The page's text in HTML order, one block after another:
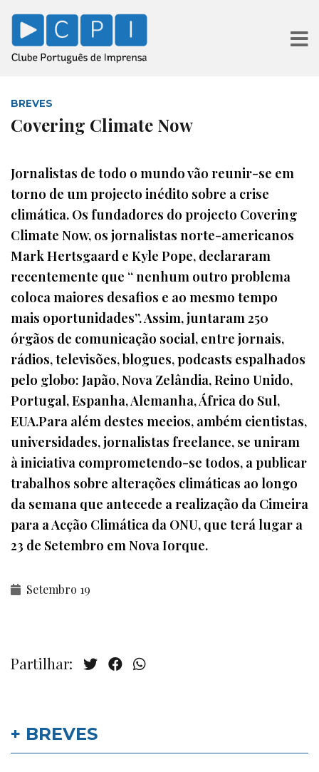
BREVES
Covering Climate Now
Jornalistas de todo o mundo vão reunir-se em
torno de um projecto inédito sobre a crise
climática. Os fundadores do projecto Covering
Climate Now, os jornalistas norte-americanos
Mark Hertsgaard e Kyle Pope, declararam
recentemente que “ nenhum outro problema
coloca maiores desafios e ao mesmo tempo
mais oportunidades”. Assim, juntaram 250
órgãos de comunicação social, entre jornais,
rádios, televisões, blogues, podcasts espalhados
pelo globo: Japão, Nova Zelândia, Reino Unido,
Portugal, Espanha, Alemanha, África do Sul,
EUA.Para além destes meeios, ambém cientistas,
universidades, jornalistas freelance, se uniram
à iniciativa comprometendo-se todos, a publicar
trabalhos sobre alterações climáticas ao longo
da semana que antecede a realização da Cimeira
para a Acção Climática da ONU, que terá lugar a
23 de Setembro em Nova Iorque.
Setembro 19
Partilhar:
+ BREVES